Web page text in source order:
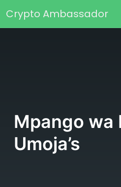
Main
Crypto Ambassador
Mpango wa
Umoja’s